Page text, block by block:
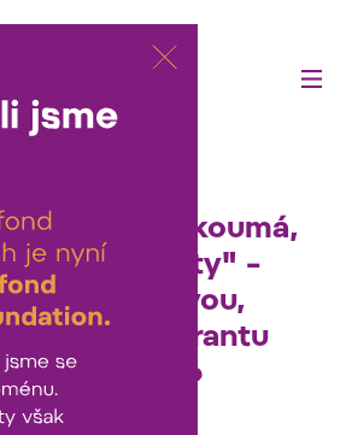
z FSV UK zkoumá,
naše hodnoty" –
Klárou Kosovou,
grantu
2026